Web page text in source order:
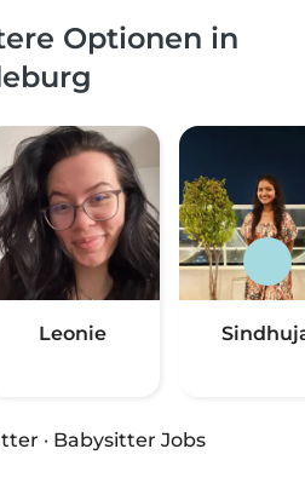
Optionen in
Leonie
· Babysitter Jobs